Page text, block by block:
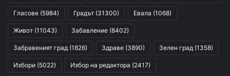
Гласове (5984) Градът (31300) Евала (1068)
Живот (11043) Забавление (8402)
Забравеният град (1826) Здраве (3890) Зелен град (1358)
Избори (5022) Избор на редактора (2417)